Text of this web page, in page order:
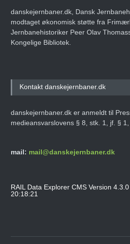
danskejernbaner.dk, Dansk
modtaget økonomisk støtte fra
Jernbanehistoriker Peer Olav
Kongelige Bibliotek.
Kontakt danskejernbaner.dk
danskejernbaner.dk er anmeldt til
medieansvarslovens § 8, stk. 1, jf. § 1,
mail: mail@danskejernbaner.dk
RAIL Data Explorer CMS Version
20:18:21